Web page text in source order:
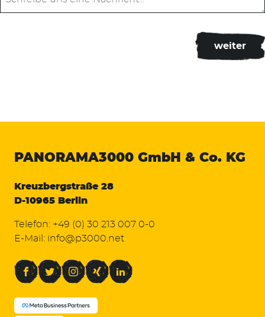
PANORAMA3000 GmbH & Co. KG
Kreuzbergstraße 28
D-10965 Berlin
Telefon: +49 (0) 30 213 007 0-0
E-Mail: info@p3000.net
FacebookTwitterInstagramXing LinkedIn